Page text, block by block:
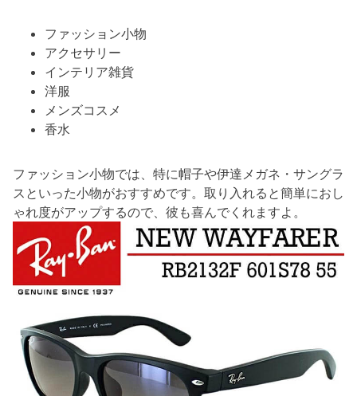
ファッション小物
アクセサリー
インテリア雑貨
洋服
メンズコスメ
香水
ファッション小物では、特に帽子や伊達メガネ・サングラ
スといった小物がおすすめです。取り入れると簡単におし
ゃれ度がアップするので、彼も喜んでくれますよ。